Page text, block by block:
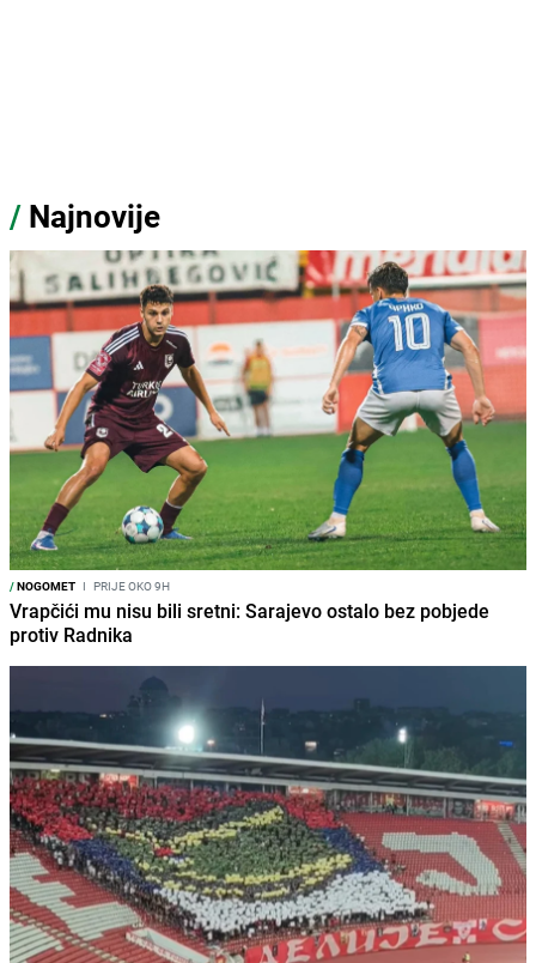
/ Najnovije
/NOGOMET I PRIJE OKO 9H
Vrapčići mu nisu bili sretni: Sarajevo ostalo bez pobjede
protiv Radnika